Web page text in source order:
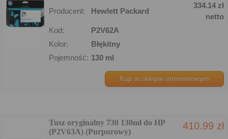
Producent: Hewlett Packard
334.14 zł
netto
Kod:
P2V62A
Kolor:
Błękitny
Pojemność: 130 ml
Kup w sklepie internetowym
Tusz oryginalny 730 130ml do HP
(P2V63A) (Purpurowy)
410.99 zł